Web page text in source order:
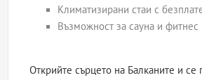
Климатизирани стаи с
Възможност за сауна и фитнес
Открийте сърцето на Балканите и се